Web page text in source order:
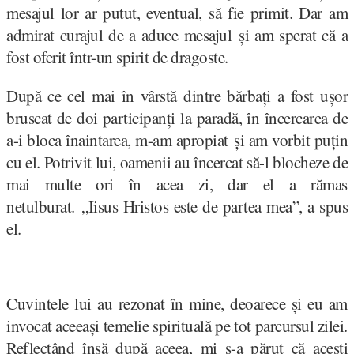
mesajul lor ar putut, eventual, să fie primit. Dar am
admirat curajul de a aduce mesajul și am sperat că a
fost oferit într-un spirit de dragoste.
După ce cel mai în vârstă dintre bărbați a fost ușor
bruscat de doi participanți la paradă, în încercarea de
a-i bloca înaintarea, m-am apropiat și am vorbit puțin
cu el. Potrivit lui, oamenii au încercat să-l blocheze de
mai multe ori în acea zi, dar el a rămas
netulburat. „Iisus Hristos este de partea mea”, a spus
el.
Cuvintele lui au rezonat în mine, deoarece și eu am
invocat aceeași temelie spirituală pe tot parcursul zilei.
Reflectând însă după aceea, mi s-a părut că acești